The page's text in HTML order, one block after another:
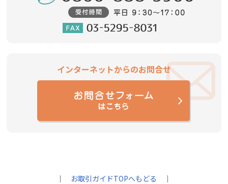
インターネットからのお問合せ
｜ お取引ガイドTOPへもどる ｜